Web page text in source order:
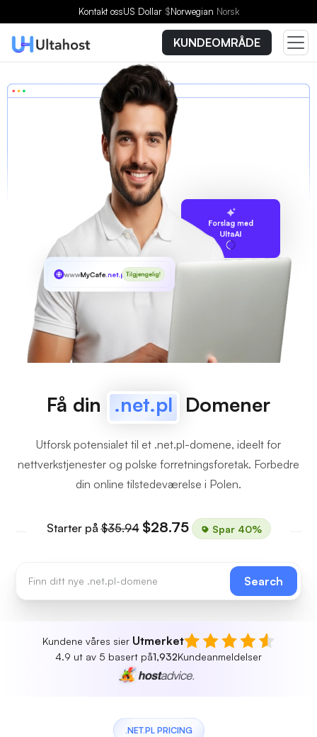
Kontakt ossUS Dollar $Norwegian Norsk
KUNDEOMRÅDE
Forslag med
UltaAI
wwwMyCafe.net.plTilgjengelig!
Få din .net.pl Domener
Utforsk potensialet til et .net.pl-domene, ideelt for
nettverkstjenester og polske forretningsforetak. Forbedre
din online tilstedeværelse i Polen.
Starter på$35.94 $28.75 Spar 40%
Search
Kundene våres sier Utmerket
4.9 ut av 5 basert på1,932Kundeanmeldelser
.NET.PL PRICING